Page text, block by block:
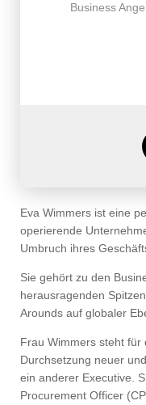
Business
Eva Wimmers ist eine
operierende
Umbruch ihres
Sie gehört zu den
herausragenden
Arounds auf globaler
Frau Wimmers steht für
Durchsetzung neuer
ein anderer Executive.
Procurement Officer